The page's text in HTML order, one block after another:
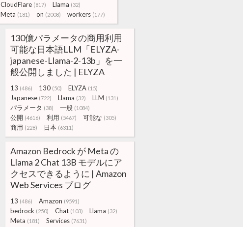
CloudFlare (817) Llama (32)
Meta (181) on (2008) workers (177)
130億パラメータの商用利用
可能な日本語LLM「ELYZA-
japanese-Llama-2-13b」を一
般公開しました | ELYZA
13 (486) 130 (50) ELYZA (15)
Japanese (722) Llama (32) LLM (131)
パラメータ (38) 一般 (1084)
公開 (4616) 利用 (5467) 可能な (305)
商用 (228) 日本 (6311)
Amazon Bedrock が Meta の
Llama 2 Chat 13B モデルにア
クセスできるように | Amazon
Web Services ブログ
13 (486) Amazon (9591)
bedrock (250) Chat (103) Llama (32)
Meta (181) Services (7631)